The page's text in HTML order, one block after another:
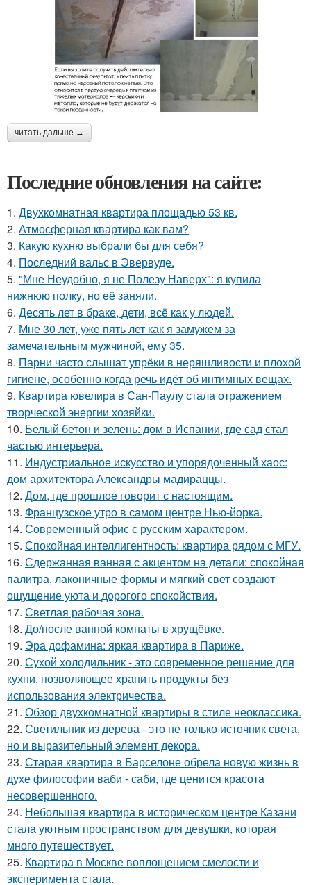
читать дальше →
Последние обновления на сайте:
1. Двухкомнатная квартира площадью 53 кв.
2. Атмосферная квартира как вам?
3. Какую кухню выбрали бы для себя?
4. Последний вальс в Эвервуде.
5. "Мне Неудобно, я не Полезу Наверх": я купила
нижнюю полку, но её заняли.
6. Десять лет в браке, дети, всё как у людей.
7. Мне 30 лет, уже пять лет как я замужем за
замечательным мужчиной, ему 35.
8. Парни часто слышат упрёки в неряшливости и плохой
гигиене, особенно когда речь идёт об интимных вещах.
9. Квартира ювелира в Сан-Паулу стала отражением
творческой энергии хозяйки.
10. Белый бетон и зелень: дом в Испании, где сад стал
частью интерьера.
11. Индустриальное искусство и упорядоченный хаос:
дом архитектора Александры мадираццы.
12. Дом, где прошлое говорит с настоящим.
13. Французское утро в самом центре Нью-йорка.
14. Современный офис с русским характером.
15. Спокойная интеллигентность: квартира рядом с МГУ.
16. Сдержанная ванная с акцентом на детали: спокойная
палитра, лаконичные формы и мягкий свет создают
ощущение уюта и дорогого спокойствия.
17. Светлая рабочая зона.
18. До/после ванной комнаты в хрущёвке.
19. Эра дофамина: яркая квартира в Париже.
20. Сухой холодильник - это современное решение для
кухни, позволяющее хранить продукты без
использования электричества.
21. Обзор двухкомнатной квартиры в стиле неоклассика.
22. Светильник из дерева - это не только источник света,
но и выразительный элемент декора.
23. Старая квартира в Барселоне обрела новую жизнь в
духе философии ваби - саби, где ценится красота
несовершенного.
24. Небольшая квартира в историческом центре Казани
стала уютным пространством для девушки, которая
много путешествует.
25. Квартира в Москве воплощением смелости и
эксперимента стала.